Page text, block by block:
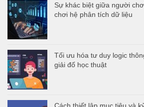
Sự khác biệt giữa người
chơi hệ phân tích dữ liệu
Tối ưu hóa tư duy logic
giải đố học thuật